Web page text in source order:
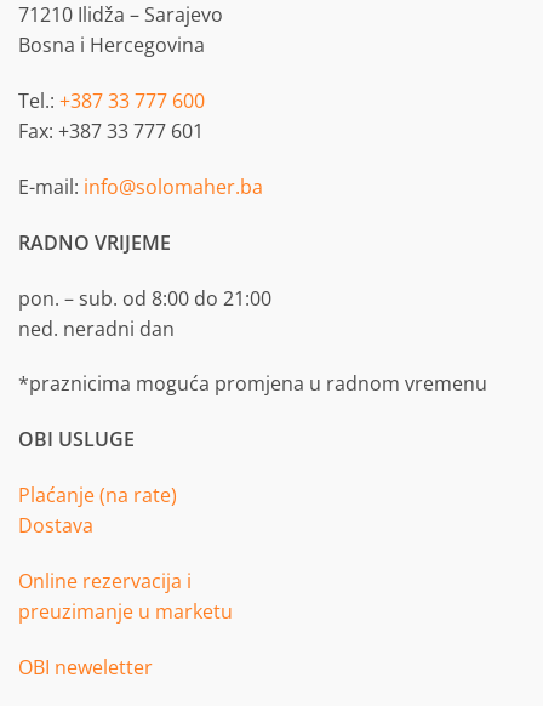
71210 Ilidža – Sarajevo
Bosna i Hercegovina
Tel.: +387 33 777 600
Fax: +387 33 777 601
E-mail: info@solomaher.ba
RADNO VRIJEME
pon. – sub. od 8:00 do 21:00
ned. neradni dan
*praznicima moguća promjena u radnom vremenu
OBI USLUGE
Plaćanje (na rate)
Dostava
Online rezervacija i
preuzimanje u marketu
OBI neweletter